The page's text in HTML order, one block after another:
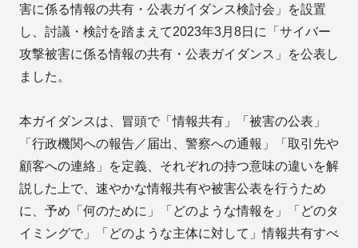
害に係る情報の共有・公表ガイダンス検討会」を設置
し、討議・検討を踏まえて2023年3月8日に「サイバー
攻撃被害に係る情報の共有・公表ガイダンス」を公表し
ました。
本ガイダンスは、冒頭で「情報共有」「被害の公表」
「行政機関への報告／届出、警察への通報」「取引先や
顧客への連絡」を定義、それぞれの持つ意味の違いを解
説した上で、速やかな情報共有や被害公表を行うため
に、予め「何のために」「どのような情報を」「どのタ
イミングで」「どのような主体に対して」情報共有すべ